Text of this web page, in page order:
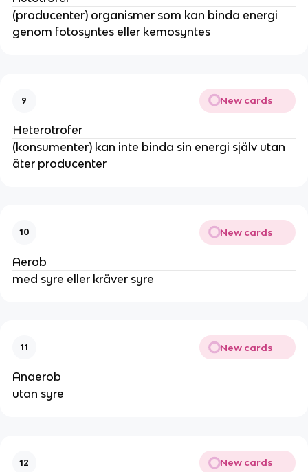
(producenter) organismer som kan binda energi
genom fotosyntes eller kemosyntes
9 New cards
Heterotrofer
(konsumenter) kan inte binda sin energi själv utan
äter producenter
10 New cards
Aerob
med syre eller kräver syre
11 New cards
Anaerob
utan syre
12 New cards